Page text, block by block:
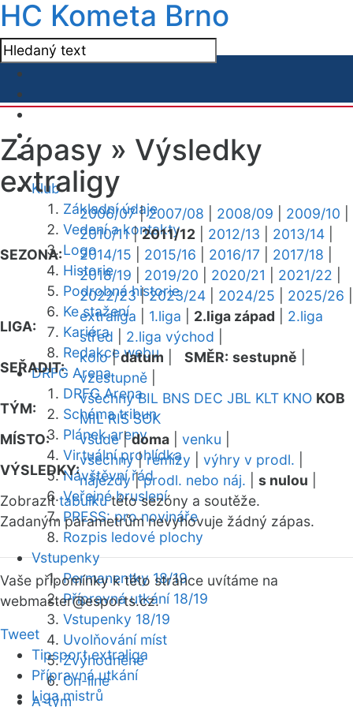
HC Kometa Brno
Klub
Základní údaje
Vedení a kontakty
Logo
Historie
Podrobná historie
Ke stažení
Kariéra
Redakce webu
DRFG Arena
DRFG Arena
Schéma tribun
Plánek areny
Virtuální prohlídka
Návštěvní řád
Veřejné bruslení
PRESS: pro novináře
Rozpis ledové plochy
Vstupenky
Permanentky 18/19
Přípravná utkání 18/19
Vstupenky 18/19
Uvolňování míst
Zvýhodněné
On-line
A-tým
Zápasy » Výsledky
extraligy
SEZONA:
2006/07|2007/08 2008/09 2009/10
2010/11|2011/12 2012/13 2013/14
2014/15
2015/16 2016/17 2017/18
2018/19
2019/20 2020/21 2021/22
2022/23|2023/24 2024/25 2025/26
LIGA:
extraliga 1.liga 2.liga západ
2.liga
střed
2.liga východ
SEŘADIT:
kolo|datum SMĚR: sestupně
vzestupně
TÝM:
všechny BIL BNS DEC JBL KLT KNO KOB
MIL RIS SOK
MÍSTO:
všude|doma venku
VÝSLEDKY:
všechny|remízy výhry v prodl.
nájezdy|prodl. nebo náj. s nulou
Zobrazittabulkutéto sezóny a soutěže.
Zadaným parametrům nevyhovuje žádný zápas.
Vaše připomínky k této stránce uvítáme na
webmaster@esports.cz.
Tweet
Tipsport extraliga
Přípravná utkání
Liga mistrů